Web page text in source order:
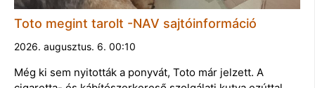
Toto megint tarolt -NAV sajtóinformáció
2026. augusztus. 6. 00:10
Még ki sem nyitották a ponyvát, Toto már jelzett. A